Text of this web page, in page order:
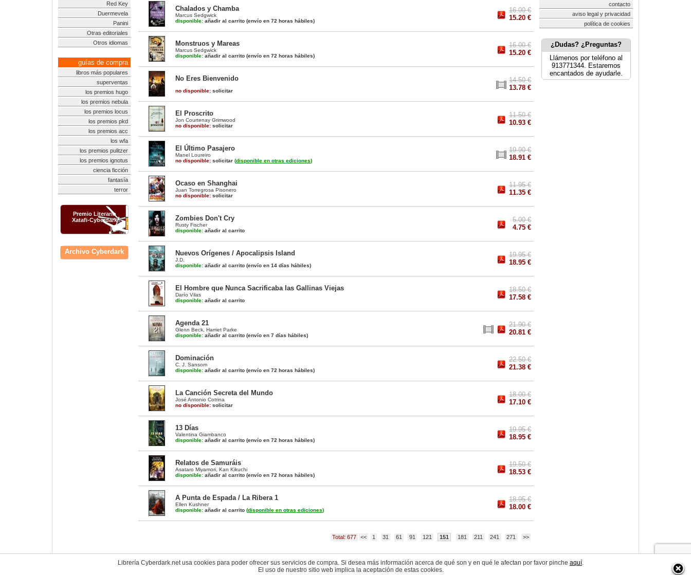
Red Key
Duermevela
Panini
Otras editoriales
Otros idiomas
guías de compra
libros más populares
superventas
los premios hugo
los premios nebula
los premios locus
los premios pkd
los premios acc
los wfa
los premios pulitzer
los premios ignotus
ciencia ficción
fantasía
terror
Premio Literario
Xatafi-Cyberdark
Archivo Cyberdark
Chalados y Chamba
Marcus Sedgwick
disponible: añadir al carrito (envío en 72 horas hábiles)
16.00 €
15.20 €
Monstruos y Mareas
Marcus Sedgwick
disponible: añadir al carrito (envío en 72 horas hábiles)
16.00 €
15.20 €
No Eres Bienvenido
no disponible: solicitar
14.50 €
13.78 €
El Proscrito
Jon Courtenay Grimwood
no disponible: solicitar
11.50 €
10.93 €
El Último Pasajero
Manel Loureiro
no disponible: solicitar (disponible en otras ediciones)
19.90 €
18.91 €
Ocaso en Shanghai
Juan Torregrosa Pisonero
no disponible: solicitar
11.95 €
11.35 €
Zombies Don't Cry
Rusty Fischer
disponible: añadir al carrito
5.00 €
4.75 €
Nuevos Orígenes / Apocalipsis Island
J.D.
disponible: añadir al carrito (envío en 14 días hábiles)
19.95 €
18.95 €
El Hombre que Nunca Sacrificaba las Gallinas Viejas
Darío Vilas
disponible: añadir al carrito
18.50 €
17.58 €
Agenda 21
Glenn Beck Harriet Parke
disponible: añadir al carrito (envío en 7 días hábiles)
21.90 €
20.81 €
Dominación
C. J. Sansom
disponible: añadir al carrito (envío en 72 horas hábiles)
22.50 €
21.38 €
La Canción Secreta del Mundo
José Antonio Cotrina
no disponible: solicitar
18.00 €
17.10 €
13 Días
Valentina Giambanco
disponible: añadir al carrito (envío en 72 horas hábiles)
19.95 €
18.95 €
Relatos de Samuráis
Asataro Miyamori Kan Kikuchi
disponible: añadir al carrito (envío en 72 horas hábiles)
19.50 €
18.53 €
A Punta de Espada / La Ribera 1
Ellen Kushner
disponible: añadir al carrito (disponible en otras ediciones)
18.95 €
18.00 €
Total: 677 << 1 31 61 91 121 151 181 211 241 271 >>
contacto
aviso legal y privacidad
política de cookies
¿Dudas? ¿Preguntas?
Llámenos por teléfono al
913771344. Estaremos
encantados de ayudarle.
© 2004-2026 cyberdark.net - todos los derechos reservados
Librería Cyberdark.net usa cookies para poder ofrecer sus servicios de compra. Si desea más información acerca de qué son y en qué le afectan por favor pinche aquí.
El uso de nuestro sitio web implica la aceptación de estas cookies.